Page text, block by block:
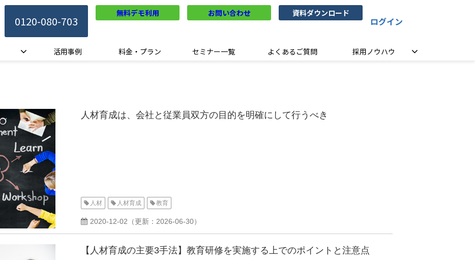
0120-080-703
無料デモ利用 お問い合わせ 資料ダウンロード
ログイン
活用事例 料金・プラン セミナー一覧 よくあるご質問 採用ノウハウ
人材育成は、会社と従業員双方の目的を明確にして行うべき
人材 人材育成 教育
2020-12-02 （更新： 2026-06-30）
【人材育成の主要3手法】教育研修を実施する上でのポイントと注意点